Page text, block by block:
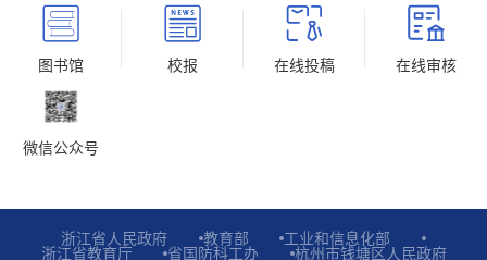
图书馆 校报 在线投稿 在线审核
微信公众号
浙江省人民政府 教育部
工业和信息化部
浙江省教育厅
省国防科工办 杭州市钱塘区人民政府